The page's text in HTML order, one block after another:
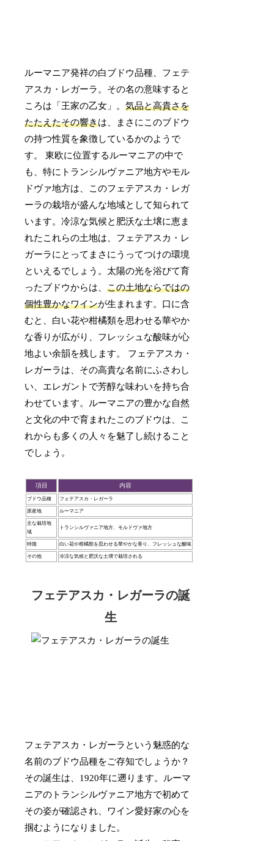
ルーマニア発祥の白ブドウ品種、フェテ
アスカ・レガーラ。その名の意味すると
ころは「王家の乙女」。気品と高貴さを
たたえたその響きは、まさにこのブドウ
の持つ性質を象徴しているかのようで
す。 東欧に位置するルーマニアの中で
も、特にトランシルヴァニア地方やモル
ドヴァ地方は、このフェテアスカ・レガ
ーラの栽培が盛んな地域として知られて
います。冷涼な気候と肥沃な土壌に恵ま
れたこれらの土地は、フェテアスカ・レ
ガーラにとってまさにうってつけの環境
といえるでしょう。太陽の光を浴びて育
ったブドウからは、この土地ならではの
個性豊かなワインが生まれます。口に含
むと、白い花や柑橘類を思わせる華やか
な香りが広がり、フレッシュな酸味が心
地よい余韻を残します。 フェテアスカ・
レガーラは、その高貴な名前にふさわし
い、エレガントで芳醇な味わいを持ち合
わせています。ルーマニアの豊かな自然
と文化の中で育まれたこのブドウは、こ
れからも多くの人々を魅了し続けること
でしょう。
項目 内容
ブドウ品種 フェテアスカ・レガーラ
原産地 ルーマニア
主な栽培地
域
トランシルヴァニア地方、モルドヴァ地方
特徴 白い花や柑橘類を思わせる華やかな香り、フレッシュな酸味
その他 冷涼な気候と肥沃な土壌で栽培される
フェテアスカ・レガーラの誕
生
フェテアスカ・レガーラという魅惑的な
名前のブドウ品種をご存知でしょうか？
その誕生は、1920年に遡ります。ルーマ
ニアのトランシルヴァニア地方で初めて
その姿が確認され、ワイン愛好家の心を
掴むようになりました。